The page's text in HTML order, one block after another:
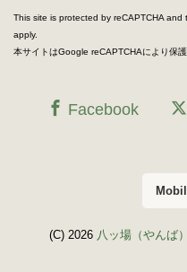
This site is protected by reCAPTCHA and
apply.
本サイトはGoogle reCAPTCHAにより保
Facebook
(C) 2026 八ッ場（やんば